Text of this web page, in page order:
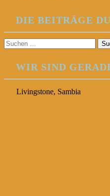
DIE BEITRÄGE
Suchen
nach:
WIR SIND
Livingstone, Sambia